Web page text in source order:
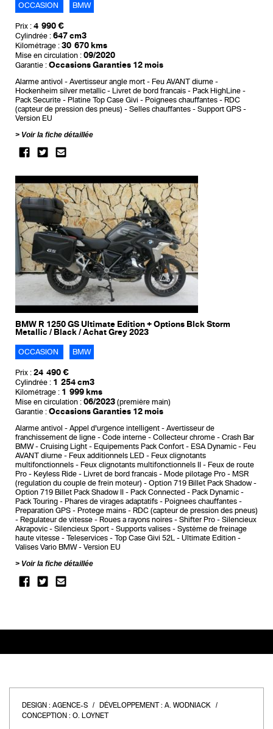
OCCASION BMW
Prix : 4 990 €
Cylindrée : 647 cm3
Kilométrage : 30 670 kms
Mise en circulation : 09/2020
Garantie : Occasions Garanties 12 mois
Alarme antivol Avertisseur angle mort
Feu AVANT diurne
Hockenheim silver metallic
Livret de bord francais
Pack HighLine
Pack Securite
Platine Top Case Givi Poignees chauffantes
RDC
(capteur de pression des pneus)
Selles chauffantes
Support GPS
Version EU
Voir la fiche détaillée
BMW R 1250 GS Ultimate Edition + Options Blck Storm
Metallic / Black / Achat Grey 2023
OCCASION BMW
Prix : 24 490 €
Cylindrée : 1 254 cm3
Kilométrage : 1 999 kms
Mise en circulation : 06/2023 (première main)
Garantie : Occasions Garanties 12 mois
Alarme antivol Appel d'urgence intelligent
Avertisseur de
franchissement de ligne
Code interne Collecteur chrome
Crash Bar
BMW
Cruising Light Equipements Pack Confort ESA Dynamic
Feu
AVANT diurne
Feux additionnels LED
Feux clignotants
multifonctionnels
Feux clignotants multifonctionnels II
Feux de route
Pro
Keyless Ride Livret de bord francais Mode pilotage Pro
MSR
(regulation du couple de frein moteur)
Option 719 Billet Pack Shadow
Option 719 Billet Pack Shadow II
Pack Connected
Pack Dynamic
Pack Touring
Phares de virages adaptatifs
Poignees chauffantes
Preparation GPS
Protege mains
RDC (capteur de pression des pneus)
Regulateur de vitesse
Roues a rayons noires Shifter Pro
Silencieux
Akrapovic
Silencieux Sport Supports valises
Système de freinage
haute vitesse
Teleservices Top Case Givi 52L
Ultimate Edition
Valises Vario BMW
Version EU
Voir la fiche détaillée
DESIGN : AGENCE-S DÉVELOPPEMENT : A. WODNIACK
CONCEPTION : O. LOYNET